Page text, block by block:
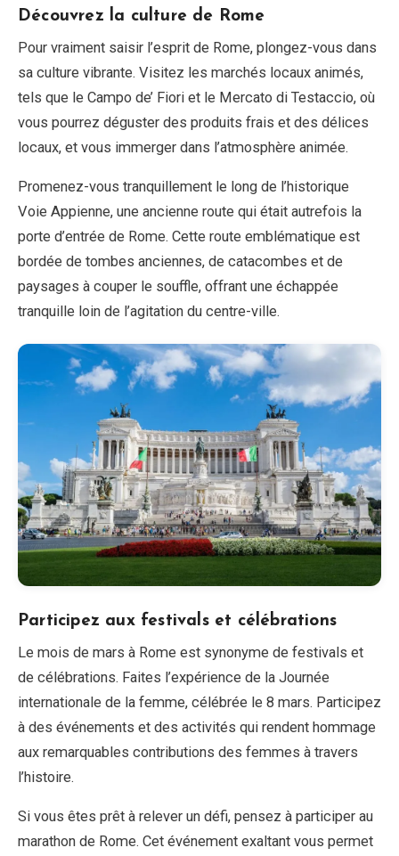
Découvrez la culture de Rome
Pour vraiment saisir l’esprit de Rome, plongez-vous dans
sa culture vibrante. Visitez les marchés locaux animés,
tels que le Campo de’ Fiori et le Mercato di Testaccio, où
vous pourrez déguster des produits frais et des délices
locaux, et vous immerger dans l’atmosphère animée.
Promenez-vous tranquillement le long de l’historique
Voie Appienne, une ancienne route qui était autrefois la
porte d’entrée de Rome. Cette route emblématique est
bordée de tombes anciennes, de catacombes et de
paysages à couper le souffle, offrant une échappée
tranquille loin de l’agitation du centre-ville.
Participez aux festivals et célébrations
Le mois de mars à Rome est synonyme de festivals et
de célébrations. Faites l’expérience de la Journée
internationale de la femme, célébrée le 8 mars. Participez
à des événements et des activités qui rendent hommage
aux remarquables contributions des femmes à travers
l’histoire.
Si vous êtes prêt à relever un défi, pensez à participer au
marathon de Rome. Cet événement exaltant vous permet